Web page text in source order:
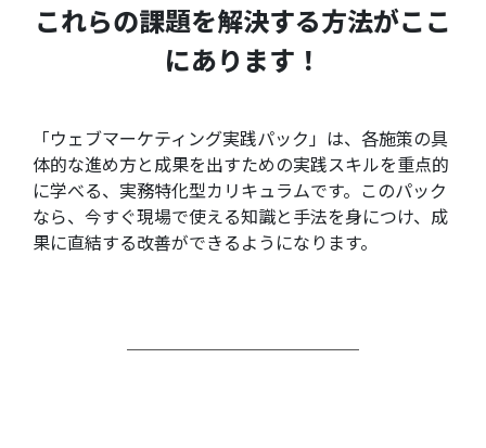
これらの課題を解決する方法がここ
にあります！
「ウェブマーケティング実践パック」は、各施策の具
体的な進め方と成果を出すための実践スキルを重点的
に学べる、実務特化型カリキュラムです。このパック
なら、今すぐ現場で使える知識と手法を身につけ、成
果に直結する改善ができるようになります。